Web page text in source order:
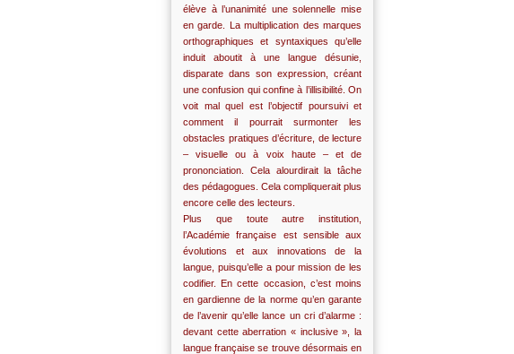
élève à l’unanimité une solennelle mise
en garde. La multiplication des marques
orthographiques et syntaxiques qu’elle
induit aboutit à une langue désunie,
disparate dans son expression, créant
une confusion qui confine à l’illisibilité. On
voit mal quel est l’objectif poursuivi et
comment il pourrait surmonter les
obstacles pratiques d’écriture, de lecture
– visuelle ou à voix haute – et de
prononciation. Cela alourdirait la tâche
des pédagogues. Cela compliquerait plus
encore celle des lecteurs.
Plus que toute autre institution,
l’Académie française est sensible aux
évolutions et aux innovations de la
langue, puisqu’elle a pour mission de les
codifier. En cette occasion, c’est moins
en gardienne de la norme qu’en garante
de l’avenir qu’elle lance un cri d’alarme :
devant cette aberration « inclusive », la
langue française se trouve désormais en